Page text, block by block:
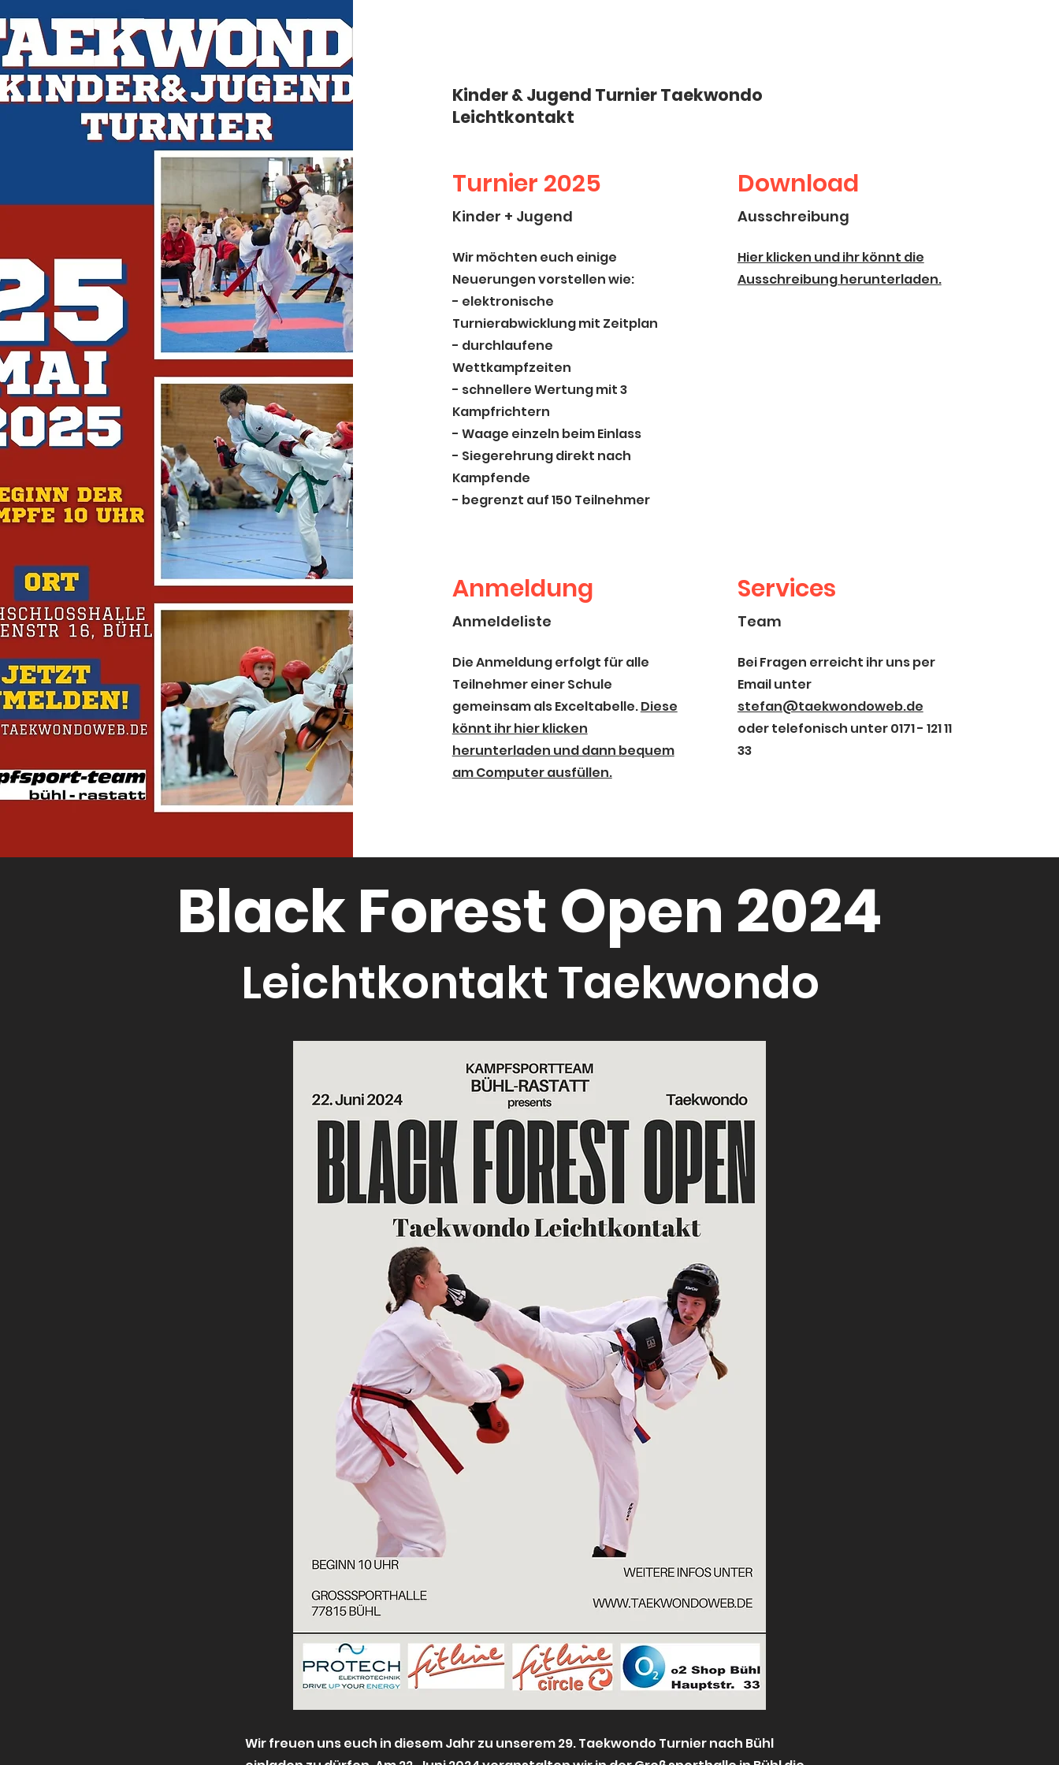
Kinder & Jugend Turnier Taekwondo
Leichtkontakt
Turnier 2025
Kinder + Jugend
Wir möchten euch einige
Neuerungen vorstellen wie:
- elektronische
Turnierabwicklung mit Zeitplan
- durchlaufene
Wettkampfzeiten
- schnellere Wertung mit 3
Kampfrichtern
- Waage einzeln beim Einlass
- Siegerehrung direkt nach
Kampfende
- begrenzt auf 150 Teilnehmer
Download
Ausschreibung
Hier klicken und ihr könnt die
Ausschreibung herunterladen.
Anmeldung
Anmeldeliste
Die Anmeldung erfolgt für alle
Teilnehmer einer Schule
gemeinsam als Exceltabelle.Diese
könnt ihr hier klicken
herunterladen und dann bequem
am Computer ausfüllen.
Services
Team
Bei Fragen erreicht ihr uns per
Email unter
stefan@taekwondoweb.de
oder telefonisch unter 0171 - 121 11
33
Black Forest Open 2024
Leichtkontakt Taekwondo
Wir freuen uns euch in diesem Jahr zu unserem 29. Taekwondo Turnier nach Bühl